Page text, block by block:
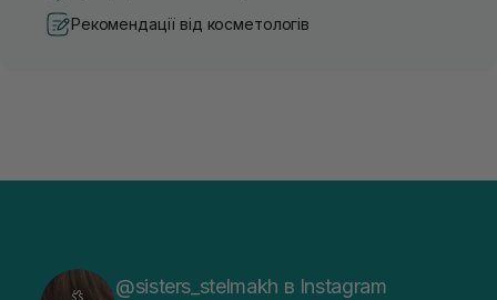
Рекомендації від косметологів
@sisters_stelmakh в Instagram